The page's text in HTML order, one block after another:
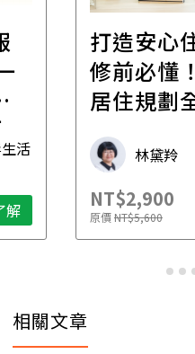
活
解
打造安心
修前必懂
居住規劃
林黛羚
NT$2,900
原價NT$5,600
相關文章